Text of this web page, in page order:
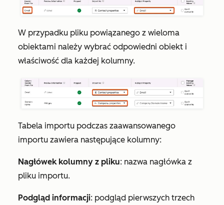
W przypadku pliku powiązanego z wieloma
obiektami należy wybrać odpowiedni obiekt i
właściwość dla każdej kolumny.
Tabela importu podczas zaawansowanego
importu zawiera następujące kolumny:
Nagłówek kolumny z pliku: nazwa nagłówka z
pliku importu.
Podgląd informacji: podgląd pierwszych trzech